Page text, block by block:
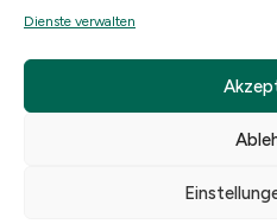
Dienste verwalten